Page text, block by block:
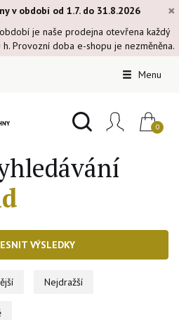
×
v období od 1.7. do 31.8.2026
je naše prodejna otevřena každý
Provozní doba e-shopu je nezměněna.
Menu
VÝSLEDKY
Nejdražší